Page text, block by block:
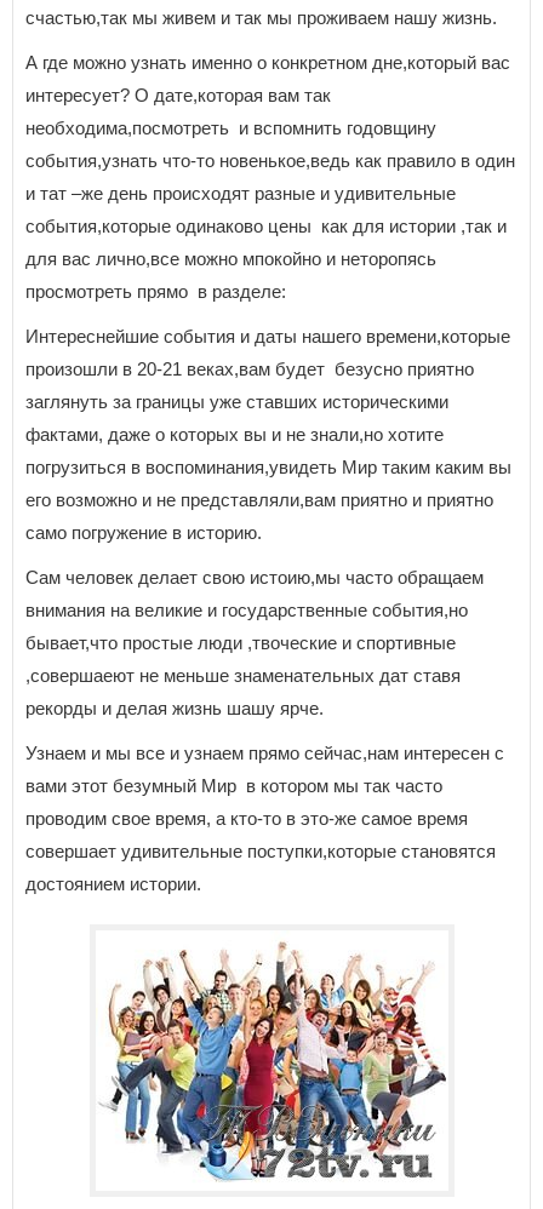
счастью,так мы живем и так мы проживаем нашу жизнь.
А где можно узнать именно о конкретном дне,который вас
интересует? О дате,которая вам так
необходима,посмотреть и вспомнить годовщину
события,узнать что-то новенькое,ведь как правило в один
и тат –же день происходят разные и удивительные
события,которые одинаково цены как для истории ,так и
для вас лично,все можно мпокойно и неторопясь
просмотреть прямо в разделе:
Интереснейшие события и даты нашего времени,которые
произошли в 20-21 веках,вам будет безусно приятно
заглянуть за границы уже ставших историческими
фактами, даже о которых вы и не знали,но хотите
погрузиться в воспоминания,увидеть Мир таким каким вы
его возможно и не представляли,вам приятно и приятно
само погружение в историю.
Сам человек делает свою истоию,мы часто обращаем
внимания на великие и государственные события,но
бывает,что простые люди ,твоческие и спортивные
,совершаеют не меньше знаменательных дат ставя
рекорды и делая жизнь шашу ярче.
Узнаем и мы все и узнаем прямо сейчас,нам интересен с
вами этот безумный Мир в котором мы так часто
проводим свое время, а кто-то в это-же самое время
совершает удивительные поступки,которые становятся
достоянием истории.